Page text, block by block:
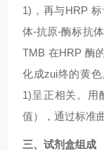
1)，再与HRP
体-抗原-酶标抗
TMB 在HRP 酶
化成zui终的黄
1)呈正相关。用
值），通过标准
三、试剂盒组成